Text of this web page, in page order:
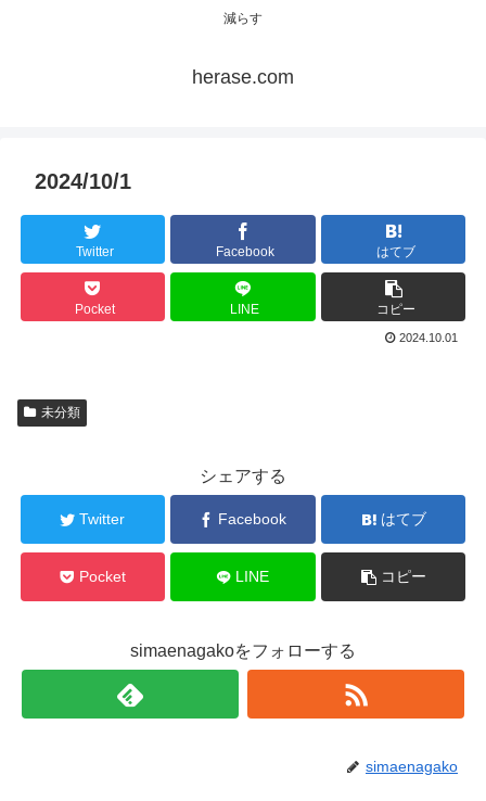
減らす
herase.com
2024/10/1
Twitter Facebook はてブ
Pocket LINE コピー
2024.10.01
未分類
シェアする
Twitter Facebook はてブ
Pocket LINE コピー
simaenagakoをフォローする
simaenagako